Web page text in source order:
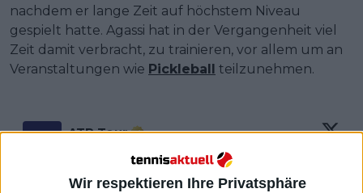
Wir respektieren Ihre Privatsphäre
nachdem er lange Zeit auf höchstem Niveau
gespielt hatte. Agassi hat in der Vergangenheit viel
Zeit damit verbracht, zu trainieren, vor allem um an
Veranstaltungen wie Pickleball teilzunehmen.
ATP Tour
Would you play tennis here? 😮